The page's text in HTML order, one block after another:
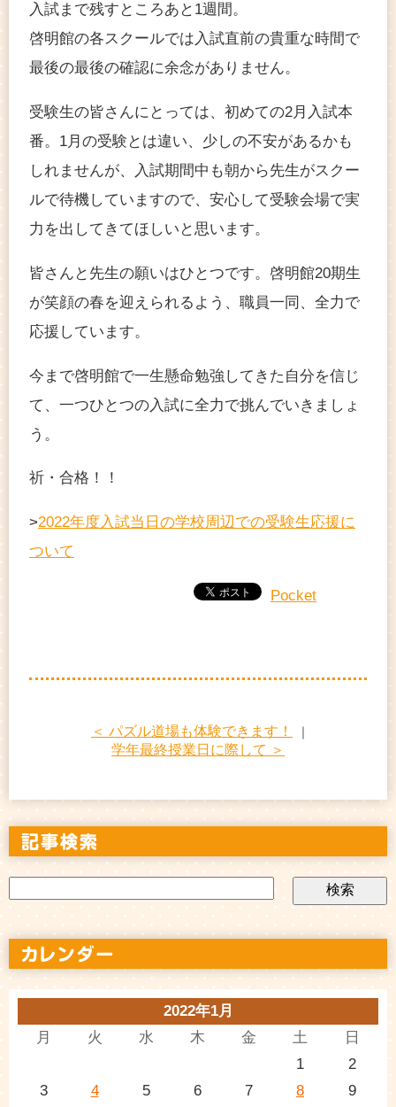
入試まで残すところあと1週間。
啓明館の各スクールでは入試直前の貴重な時間で
最後の最後の確認に余念がありません。
受験生の皆さんにとっては、初めての2月入試本
番。1月の受験とは違い、少しの不安があるかも
しれませんが、入試期間中も朝から先生がスクー
ルで待機していますので、安心して受験会場で実
力を出してきてほしいと思います。
皆さんと先生の願いはひとつです。啓明館20期生
が笑顔の春を迎えられるよう、職員一同、全力で
応援しています。
今まで啓明館で一生懸命勉強してきた自分を信じ
て、一つひとつの入試に全力で挑んでいきましょ
う。
祈・合格！！
>2022年度入試当日の学校周辺での受験生応援に
ついて
Pocket
＜ パズル道場も体験できます！ ｜
学年最終授業日に際して ＞
2022年1月
月
火 水 木 金 土 日
1
2
3
4 5 6 7 8
9